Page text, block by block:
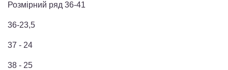
Розмірний ряд 36-41
36-23,5
37 - 24
38 - 25